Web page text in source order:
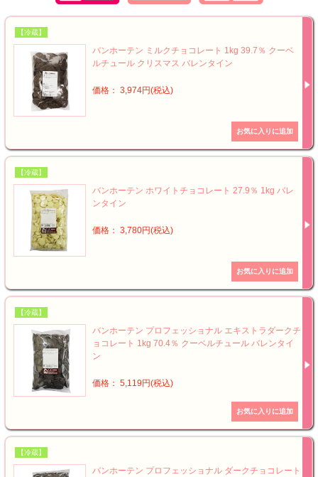
【冷蔵】
バンホーテン ミルクチョコレート 1kg 39.7％ クーベ
ルチュール クリスマス バレンタイン
価格： 3,974円(税込)
【冷蔵】
バンホーテン ホワイトチョコレート 27.9％ 1kg バレ
ンタイン
価格： 3,780円(税込)
【冷蔵】
バンホーテン プロフェッショナル エキストラダークチ
ョコレート 1kg 70.4％ クーベルチュール バレンタイ
ン
価格： 5,119円(税込)
【冷蔵】
バンホーテン プロフェッショナル ダークチョコレート